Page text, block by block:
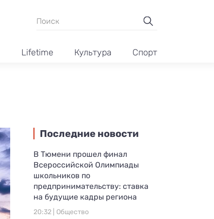
Lifetime Культура Спорт
Последние новости
В Тюмени прошел финал
Всероссийской Олимпиады
школьников по
предпринимательству: ставка
на будущие кадры региона
20:32 | Общество